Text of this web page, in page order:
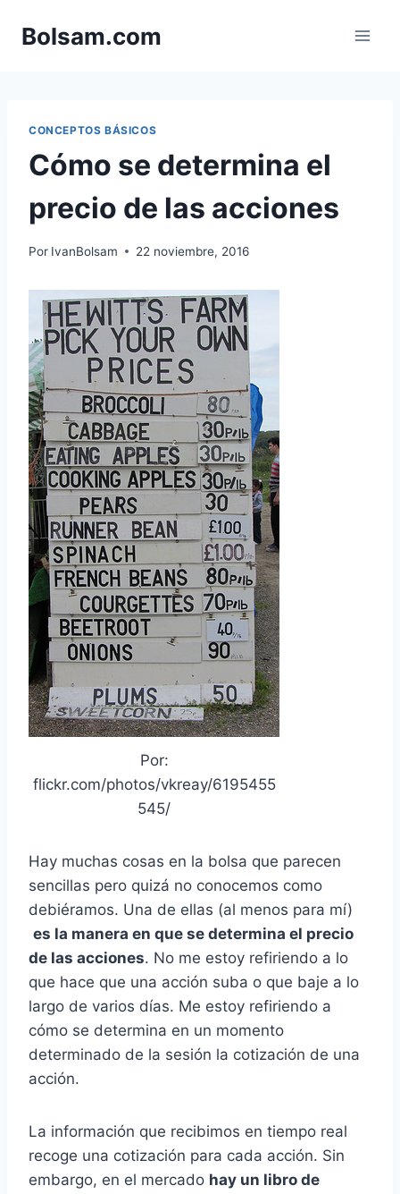
Bolsam.com
CONCEPTOS BÁSICOS
Cómo se determina el
precio de las acciones
Por IvanBolsam 22 noviembre, 2016
Por:
flickr.com/photos/vkreay/6195455
545/
Hay muchas cosas en la bolsa que parecen
sencillas pero quizá no conocemos como
debiéramos. Una de ellas (al menos para mí)
es la manera en que se determina el precio
de las acciones. No me estoy refiriendo a lo
que hace que una acción suba o que baje a lo
largo de varios días. Me estoy refiriendo a
cómo se determina en un momento
determinado de la sesión la cotización de una
acción.
La información que recibimos en tiempo real
recoge una cotización para cada acción. Sin
embargo, en el mercado hay un libro de